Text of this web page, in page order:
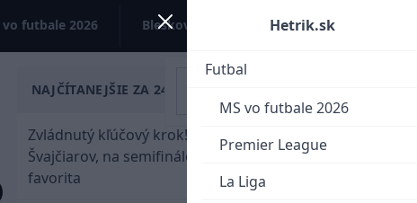
vo futbale 2026 Bleskovky Kontakt
Hetrik.sk
Futbal
MS vo futbale 2026
Premier League
La Liga
NAJČÍTANEJŠIE ZA 24 HODÍN
Zvládnutý kľúčový krok! Osemnástka zdolala
Švajčiarov, na semifinále potrebuje pomoc
favorita